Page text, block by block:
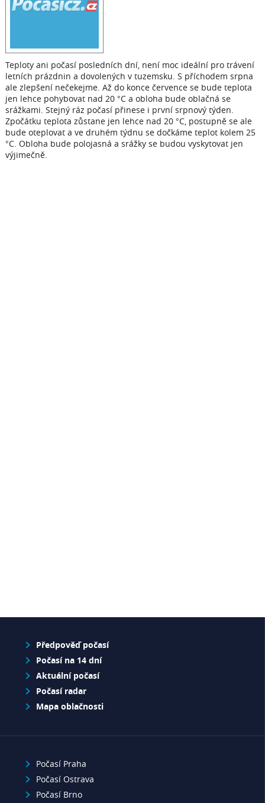
Teploty ani počasí posledních dní, není moc ideální pro trávení
letních prázdnin a dovolených v tuzemsku. S příchodem srpna
ale zlepšení nečekejme. Až do konce července se bude teplota
jen lehce pohybovat nad 20 °C a obloha bude oblačná se
srážkami. Stejný ráz počasí přinese i první srpnový týden.
Zpočátku teplota zůstane jen lehce nad 20 °C, postupně se ale
bude oteplovat a ve druhém týdnu se dočkáme teplot kolem 25
°C. Obloha bude polojasná a srážky se budou vyskytovat jen
výjimečně.
Předpověď počasí
Počasí na 14 dní
Aktuální počasí
Počasí radar
Mapa oblačnosti
Počasí Praha
Počasí Ostrava
Počasí Brno